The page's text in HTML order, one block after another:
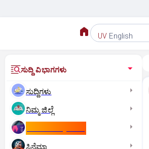
UV English
ಸುದ್ದಿ ವಿಭಾಗಗಳು
ಸುದ್ದಿಗಳು
ನಿಮ್ಮ ಜಿಲ್ಲೆ
ಸಿನೆಮಾ